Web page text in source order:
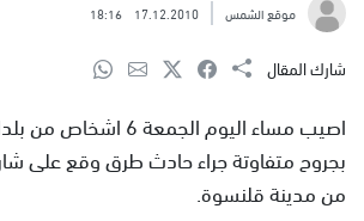
موقع الشمس 17.12.2010
18:16
شارك المقال
اصيب مساء اليوم
من مدينة قلنسوة.